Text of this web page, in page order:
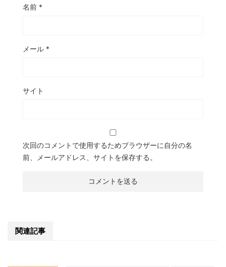
名前 *
メール *
サイト
次回のコメントで使用するためブラウザーに自分の名
前、メールアドレス、サイトを保存する。
関連記事